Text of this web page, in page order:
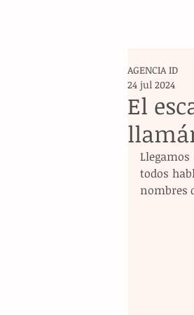
El
AGENCIA ID
24 jul 2024
todos
nombres